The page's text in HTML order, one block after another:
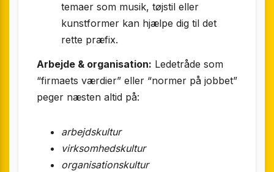
temaer som musik, tøjstil eller
kunstformer kan hjælpe dig til det
rette præfix.
Arbejde & organisation: Ledetråde som
“firmaets værdier” eller “normer på jobbet”
peger næsten altid på:
arbejdskultur
virksomhedskultur
organisationskultur